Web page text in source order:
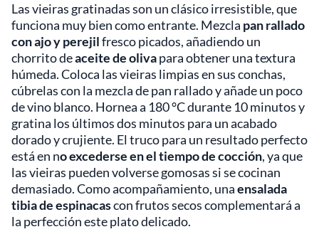
Las vieiras gratinadas son un clásico irresistible, que
funciona muy bien como entrante. Mezcla pan rallado
con ajo y perejilfresco picados, añadiendo un
chorrito deaceite de olivapara obtener una textura
húmeda. Coloca las vieiras limpias en sus conchas,
cúbrelas con la mezcla de pan rallado y añade un poco
de vino blanco. Hornea a 180 °C durante 10 minutos y
gratina los últimos dos minutos para un acabado
dorado y crujiente. El truco para un resultado perfecto
está en no excederse en el tiempo de cocción, ya que
las vieiras pueden volverse gomosas si se cocinan
demasiado. Como acompañamiento, unaensalada
tibia de espinacascon frutos secos complementará a
la perfección este plato delicado.